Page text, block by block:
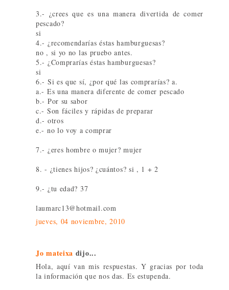
3.- ¿crees que es una manera divertida de comer
pescado?
si
4.- ¿recomendarías éstas hamburguesas?
no , si yo no las pruebo antes.
5.- ¿Comprarías éstas hamburguesas?
si
6.- Si es que sí, ¿por qué las comprarías? a.
a.- Es una manera diferente de comer pescado
b.- Por su sabor
c.- Son fáciles y rápidas de preparar
d.- otros
e.- no lo voy a comprar
7.- ¿eres hombre o mujer? mujer
8. - ¿tienes hijos? ¿cuántos? si , 1 + 2
9.- ¿tu edad? 37
laumarc13@hotmail.com
jueves, 04 noviembre, 2010
Jo mateixa dijo...
Hola, aquí van mis respuestas. Y gracias por toda
la información que nos das. Es estupenda.